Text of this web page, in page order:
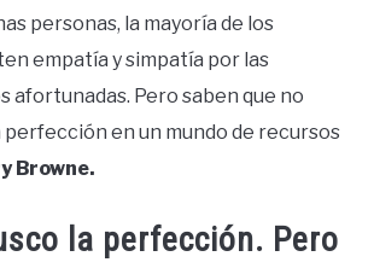
personas, la mayoría de los
empatía y simpatía por las
afortunadas. Pero saben que no
en un mundo de recursos
Browne.
la perfección. Pero